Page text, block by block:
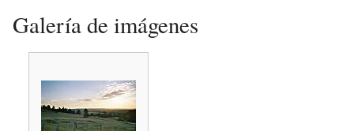
Galería de imágenes